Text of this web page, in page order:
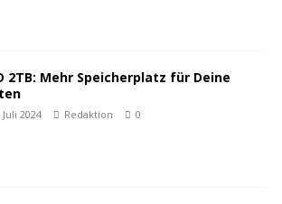
2TB: Mehr Speicherplatz für Deine
Juli 2024 Redaktion 0